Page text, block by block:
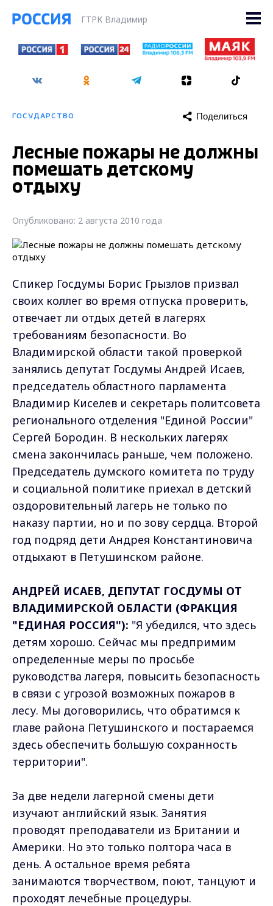
ГТРК Владимир
ГОСУДАРСТВО Поделиться
Лесные пожары не должны
помешать детскому
отдыху
Опубликовано: 2 августа 2010 года
Спикер Госдумы Борис Грызлов призвал
своих коллег во время отпуска проверить,
отвечает ли отдых детей в лагерях
требованиям безопасности. Во
Владимирской области такой проверкой
занялись депутат Госдумы Андрей Исаев,
председатель областного парламента
Владимир Киселев и секретарь политсовета
регионального отделения "Единой России"
Сергей Бородин. В нескольких лагерях
смена закончилась раньше, чем положено.
Председатель думского комитета по труду
и социальной политике приехал в детский
оздоровительный лагерь не только по
наказу партии, но и по зову сердца. Второй
год подряд дети Андрея Константиновича
отдыхают в Петушинском районе.
АНДРЕЙ ИСАЕВ, ДЕПУТАТ ГОСДУМЫ ОТ
ВЛАДИМИРСКОЙ ОБЛАСТИ (ФРАКЦИЯ
"ЕДИНАЯ РОССИЯ"): "Я убедился, что здесь
детям хорошо. Сейчас мы предпримим
определенные меры по просьбе
руководства лагеря, повысить безопасность
в связи с угрозой возможных пожаров в
лесу. Мы договорились, что обратимся к
главе района Петушинского и постараемся
здесь обеспечить большую сохранность
территории".
За две недели лагерной смены дети
изучают английский язык. Занятия
проводят преподаватели из Британии и
Америки. Но это только полтора часа в
день. А остальное время ребята
занимаются творчеством, поют, танцуют и
проходят лечебные процедуры.